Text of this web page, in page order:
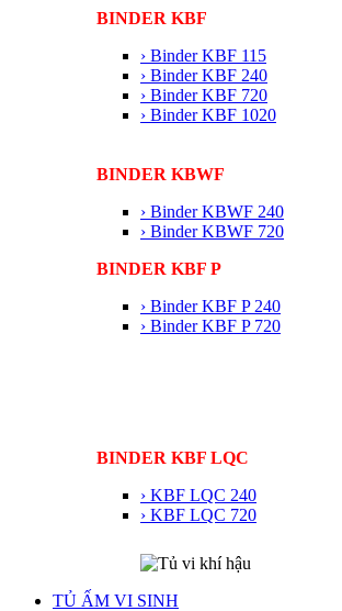
BINDER KBF
› Binder KBF 115
› Binder KBF 240
› Binder KBF 720
› Binder KBF 1020
BINDER KBWF
› Binder KBWF 240
› Binder KBWF 720
BINDER KBF P
› Binder KBF P 240
› Binder KBF P 720
BINDER KBF LQC
› KBF LQC 240
› KBF LQC 720
TỦ ẤM VI SINH